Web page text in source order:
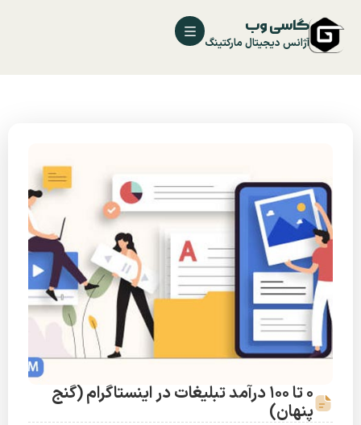
گاسی وب
آژانس دیجیتال مارکتینگ
0 تا 100 درآمد تبلیغات در اینستاگرام (گنج
پنهان)